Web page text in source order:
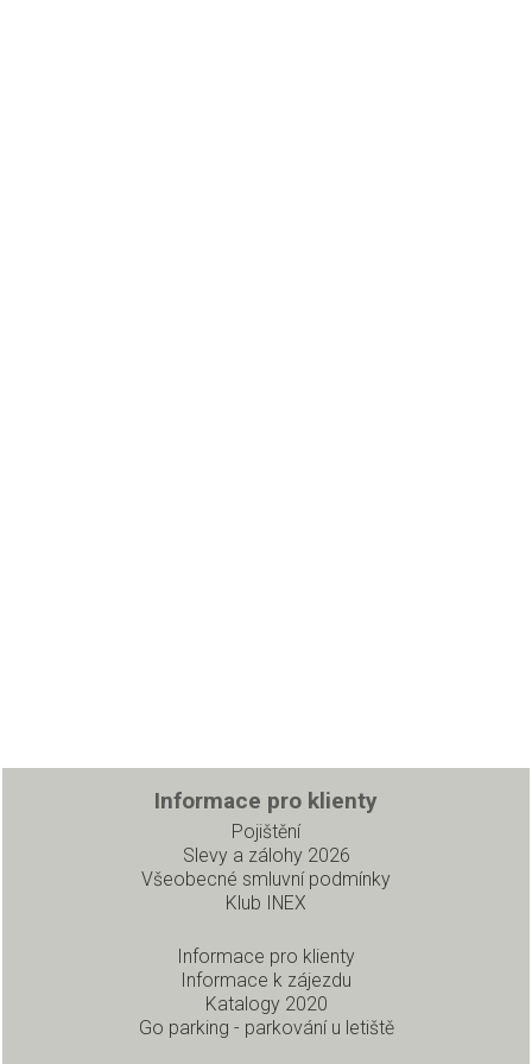
Informace pro klienty
Pojištění
Slevy a zálohy 2026
Všeobecné smluvní podmínky
Klub INEX
Informace pro klienty
Informace k zájezdu
Katalogy 2020
Go parking - parkování u letiště